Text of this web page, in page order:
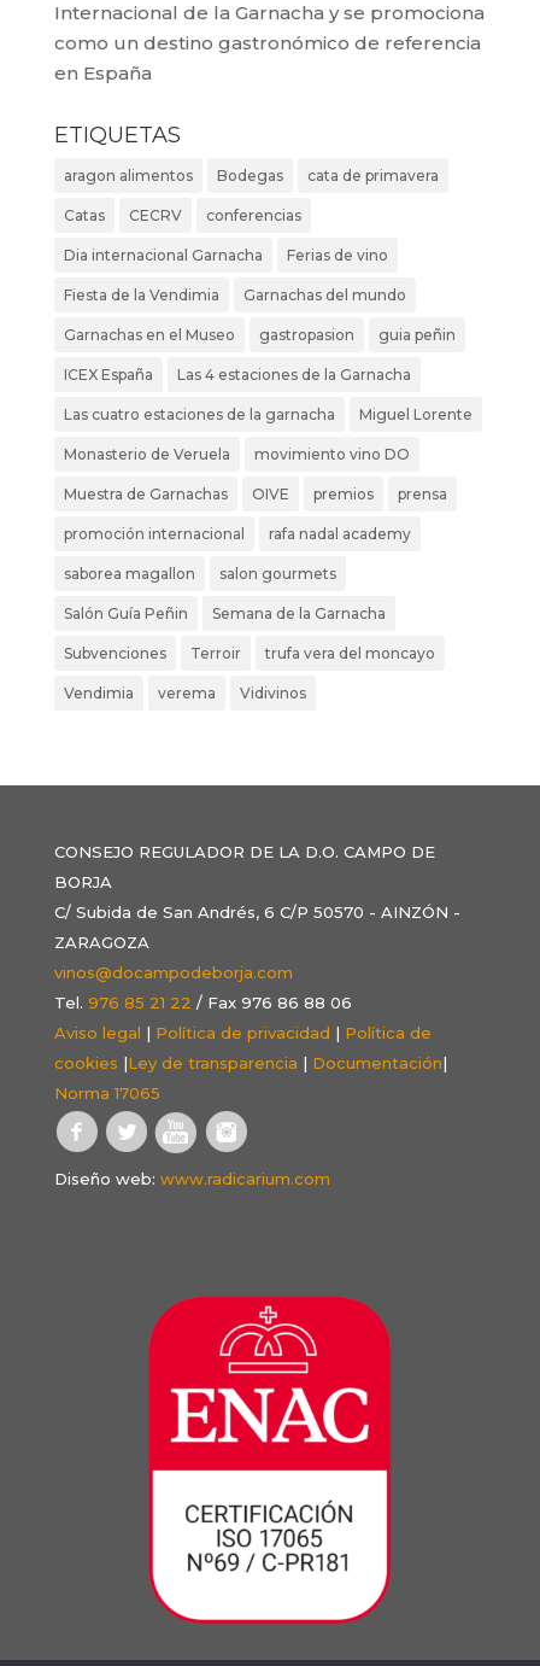
Internacional de la Garnacha y se promociona
como un destino gastronómico de referencia
en España
ETIQUETAS
aragon alimentos Bodegas cata de primavera
Catas CECRV conferencias
Dia internacional Garnacha Ferias de vino
Fiesta de la Vendimia Garnachas del mundo
Garnachas en el Museo gastropasion guia peñin
ICEX España Las 4 estaciones de la Garnacha
Las cuatro estaciones de la garnacha Miguel Lorente
Monasterio de Veruela movimiento vino DO
Muestra de Garnachas OIVE premios prensa
promoción internacional rafa nadal academy
saborea magallon salon gourmets
Salón Guía Peñin Semana de la Garnacha
Subvenciones Terroir trufa vera del moncayo
Vendimia verema Vidivinos
CONSEJO REGULADOR DE LA D.O. CAMPO DE
BORJA
C/ Subida de San Andrés, 6 C/P 50570 - AINZÓN -
ZARAGOZA
vinos@docampodeborja.com
Tel. 976 85 21 22 / Fax 976 86 88 06
Aviso legal | Política de privacidad | Política de
cookies |Ley de transparencia | Documentación|
Norma 17065
Diseño web: www.radicarium.com